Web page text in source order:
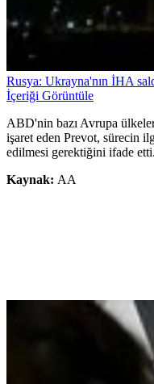
Rusya: Ukrayna'nın İHA
İçeriği Görüntüle
ABD'nin bazı Avrupa
işaret eden Prevot, sürecin
edilmesi gerektiğini ifade etti.
Kaynak: AA